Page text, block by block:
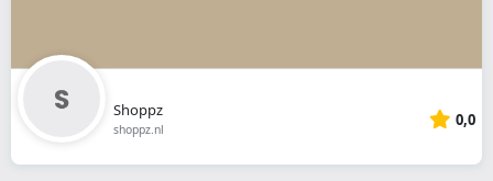
Shoppz
shoppz.nl 0,0